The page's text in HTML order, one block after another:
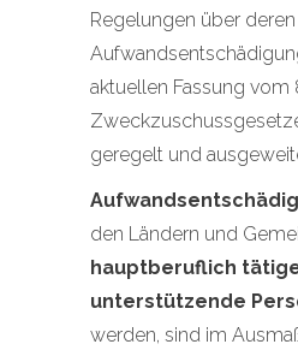
Regelungen über deren
aktuellen Fassung vom
geregelt und
den Ländern und
hauptberuflich
unterstützende
werden, sind im